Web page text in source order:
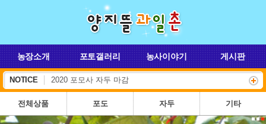
농장소개 포토갤러리 농사이야기 게시판
NOTICE 2020 포모사 자두 마감
전체상품 포도 자두 기타